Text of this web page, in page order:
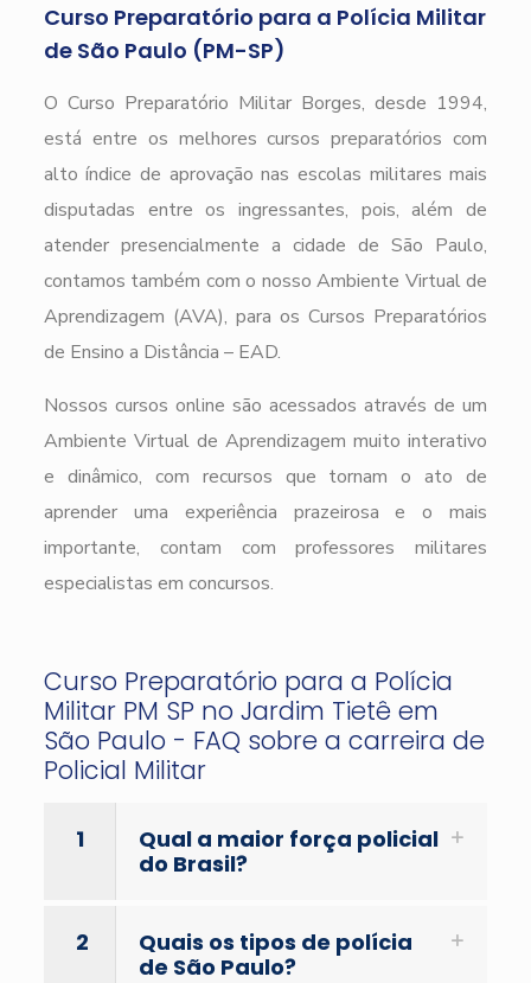
Curso Preparatório para a Polícia Militar
de São Paulo (PM-SP)
O Curso Preparatório Militar Borges, desde 1994,
está entre os melhores cursos preparatórios com
alto índice de aprovação nas escolas militares mais
disputadas entre os ingressantes, pois, além de
atender presencialmente a cidade de São Paulo,
contamos também com o nosso Ambiente Virtual de
Aprendizagem (AVA), para os Cursos Preparatórios
de Ensino a Distância – EAD.
Nossos cursos online são acessados através de um
Ambiente Virtual de Aprendizagem muito interativo
e dinâmico, com recursos que tornam o ato de
aprender uma experiência prazeirosa e o mais
importante, contam com professores militares
especialistas em concursos.
Curso Preparatório para a Polícia
Militar PM SP no Jardim Tietê em
São Paulo - FAQ sobre a carreira de
Policial Militar
1
Qual a maior força policial
do Brasil?
2
Quais os tipos de polícia
de São Paulo?